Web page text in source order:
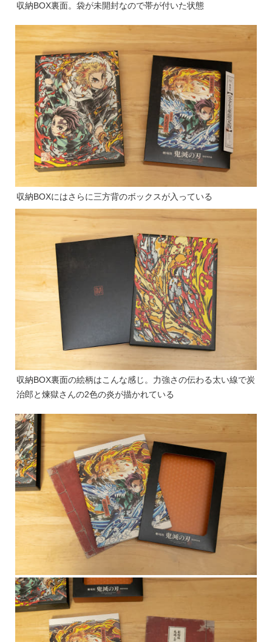
収納BOX裏面。袋が未開封なので帯が付いた状態
収納BOXにはさらに三方背のボックスが入っている
収納BOX裏面の絵柄はこんな感じ。力強さの伝わる太い線で炭
治郎と煉獄さんの2色の炎が描かれている